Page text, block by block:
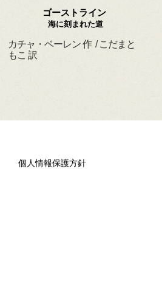
ゴーストライン
海に刻まれた道
カチャ・ベーレン 作 / こだまと
もこ 訳
個人情報保護方針